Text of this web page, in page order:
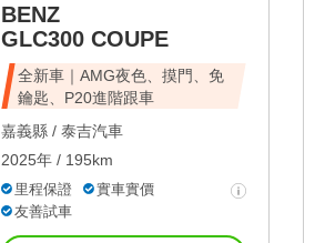
BENZ
GLC300 COUPE
全新車｜AMG夜色、摸門、免
鑰匙、P20進階跟車
嘉義縣 / 泰吉汽車
2025年 / 195km
里程保證
實車實價
友善試車